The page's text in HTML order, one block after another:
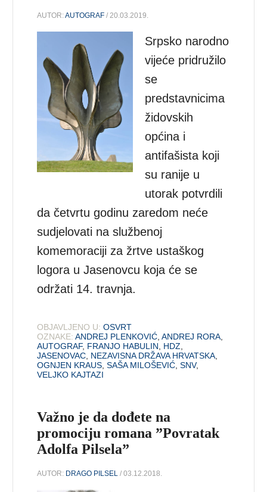
AUTOR:AUTOGRAF / 20.03.2019.
Srpsko narodno
vijeće pridružilo
se
predstavnicima
židovskih
općina i
antifašista koji
su ranije u
utorak potvrdili
da četvrtu godinu zaredom neće
sudjelovati na službenoj
komemoraciji za žrtve ustaškog
logora u Jasenovcu koja će se
održati 14. travnja.
OBJAVLJENO U: OSVRT
OZNAKE: ANDREJ PLENKOVIĆ,ANDREJ RORA,
AUTOGRAF, FRANJO HABULIN, HDZ,
JASENOVAC, NEZAVISNA DRŽAVA HRVATSKA,
OGNJEN KRAUS,SAŠA MILOŠEVIĆ,SNV,
VELJKO KAJTAZI
Važno je da dođete na
promociju romana ”Povratak
Adolfa Pilsela”
AUTOR: DRAGO PILSEL / 03.12.2018.